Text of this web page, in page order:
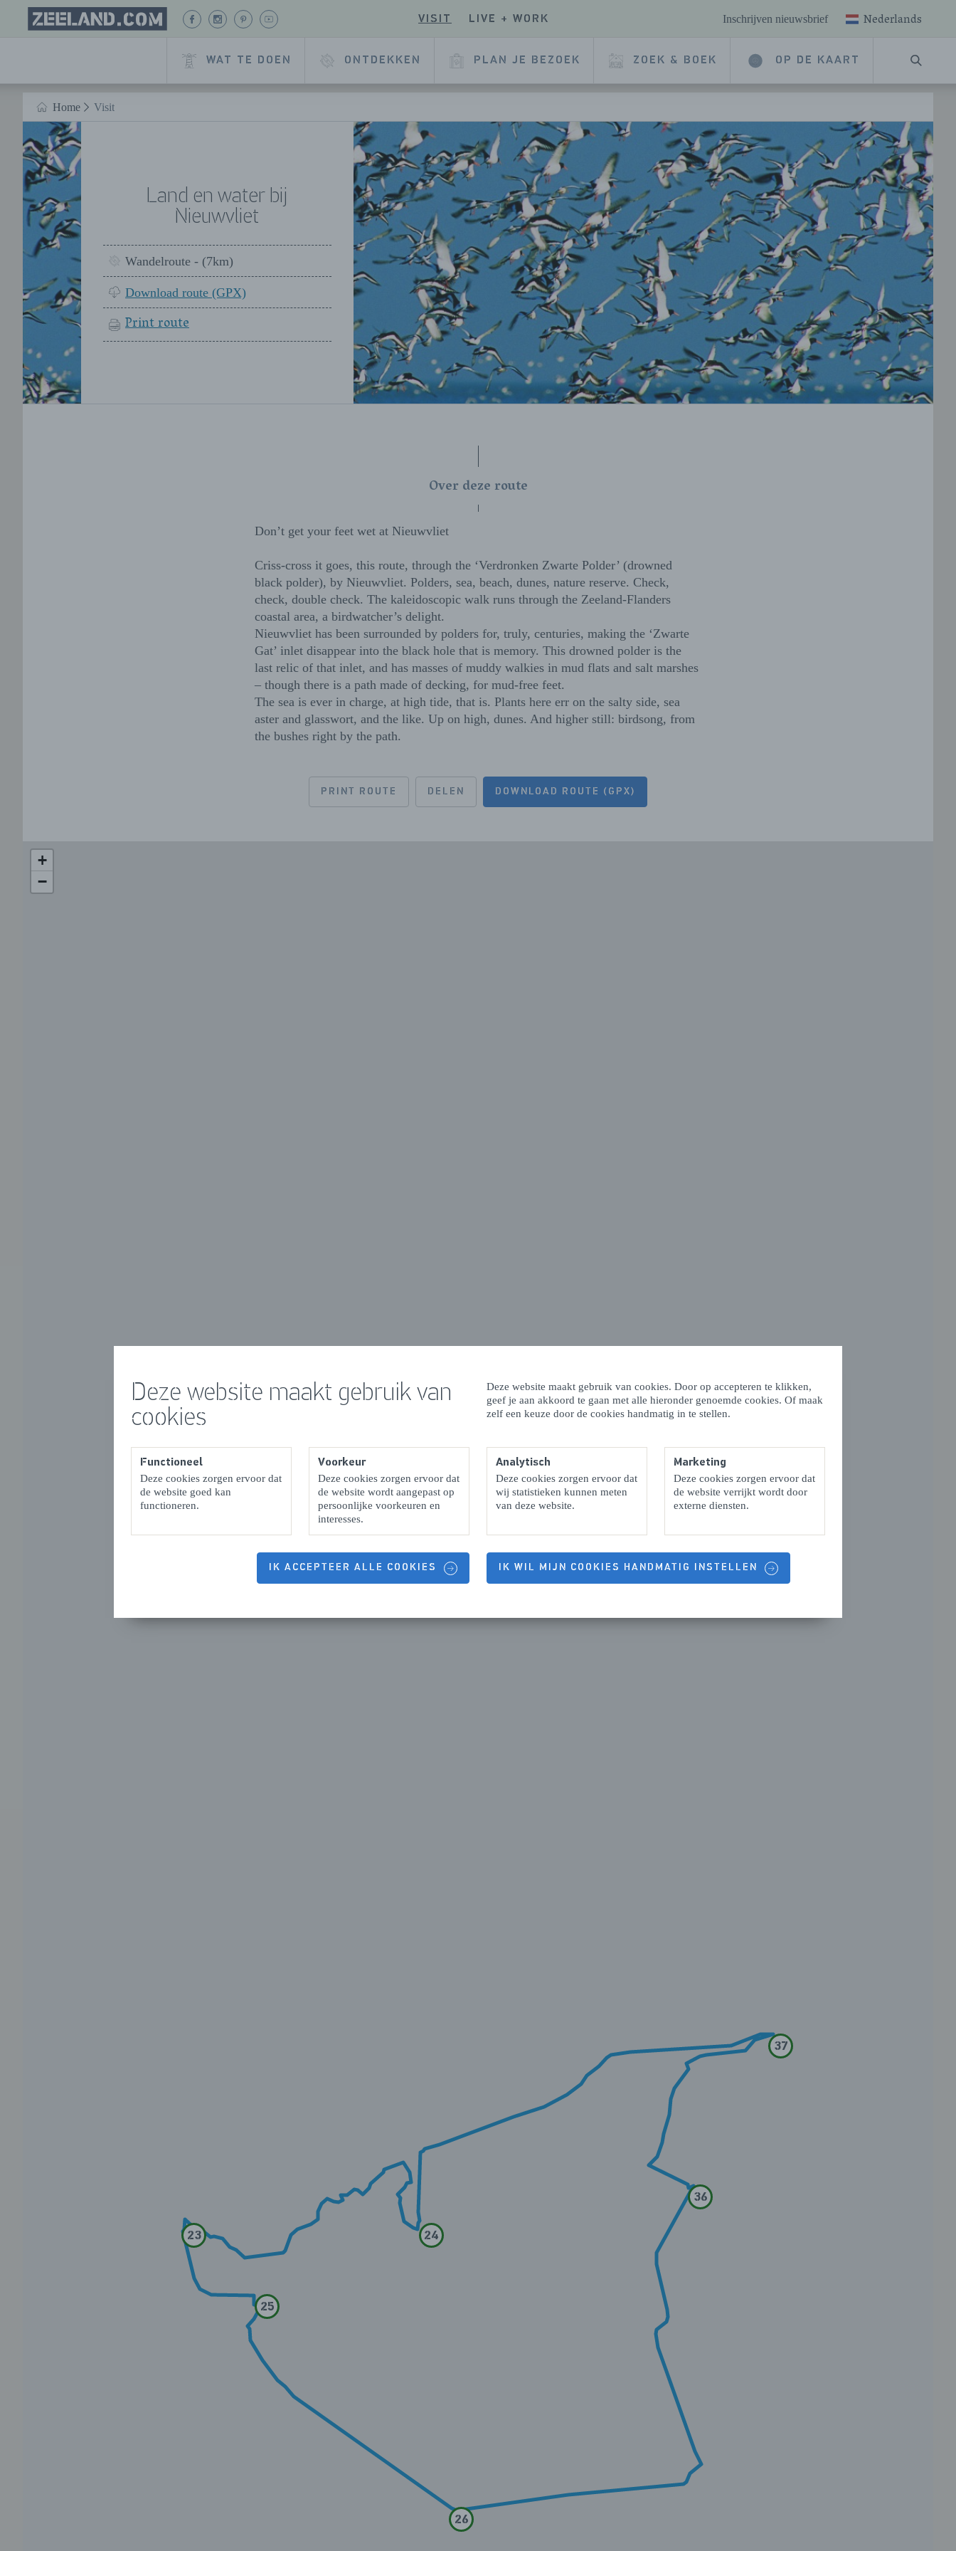
Deze website maakt gebruik van
cookies
Deze website maakt gebruik van cookies. Door op accepteren te klikken,
geef je aan akkoord te gaan met alle hieronder genoemde cookies. Of maak
zelf een keuze door de cookies handmatig in te stellen.
Functioneel
Deze cookies zorgen ervoor dat
de website goed kan
functioneren.
Voorkeur
Deze cookies zorgen ervoor dat
de website wordt aangepast op
persoonlijke voorkeuren en
interesses.
Analytisch
Deze cookies zorgen ervoor dat
wij statistieken kunnen meten
van deze website.
Marketing
Deze cookies zorgen ervoor dat
de website verrijkt wordt door
externe diensten.
IK ACCEPTEER ALLE COOKIES IK WIL MIJN COOKIES HANDMATIG INSTELLEN
Naar hoofdinhoud
Homepage
Zeeland.com
BEKIJK
PAGINA
BEKIJK
PAGINA
BEKIJK
PAGINA
BEKIJK
PAGINA
VISIT LIVE + WORK Inschrijven nieuwsbrief Nederlands
WAT TE DOEN ONTDEKKEN PLAN JE BEZOEK ZOEK & BOEK OP DE KAART
HOME
Home Visit
Land en water bij
Nieuwvliet
Wandelroute - (7km)
Download route (GPX)
Print route
Over deze route
Don’t get your feet wet at Nieuwvliet
Criss-cross it goes, this route, through the ‘Verdronken Zwarte Polder’ (drowned
black polder), by Nieuwvliet. Polders, sea, beach, dunes, nature reserve. Check,
check, double check. The kaleidoscopic walk runs through the Zeeland-Flanders
coastal area, a birdwatcher’s delight.
Nieuwvliet has been surrounded by polders for, truly, centuries, making the ‘Zwarte
Gat’ inlet disappear into the black hole that is memory. This drowned polder is the
last relic of that inlet, and has masses of muddy walkies in mud flats and salt marshes
– though there is a path made of decking, for mud-free feet.
The sea is ever in charge, at high tide, that is. Plants here err on the salty side, sea
aster and glasswort, and the like. Up on high, dunes. And higher still: birdsong, from
the bushes right by the path.
PRINT ROUTE DELEN DOWNLOAD ROUTE (GPX)
26
25
23 24
37
36
+
−